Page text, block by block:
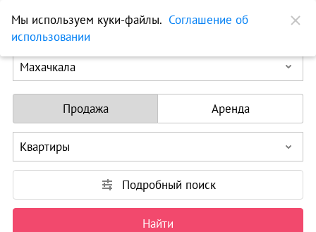
Махачкала
Продажа Аренда
Подробный поиск
Найти
Мы используем куки-файлы. Соглашение об
использовании